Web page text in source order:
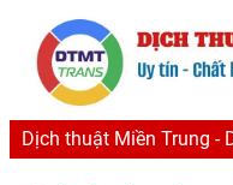
Dịch thuật Miền Trung -